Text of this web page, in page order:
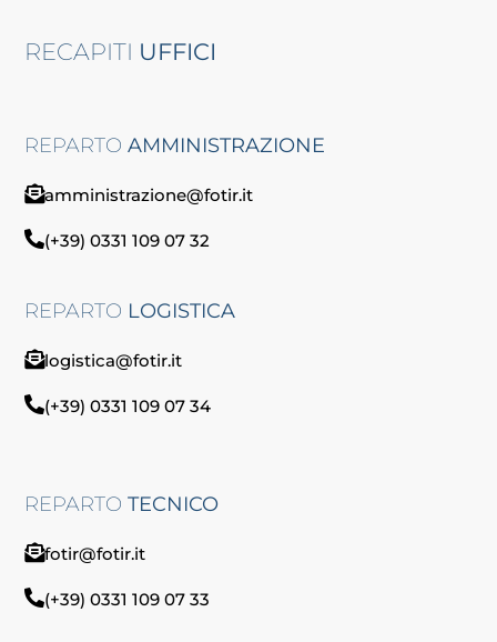
RECAPITI UFFICI
REPARTOAMMINISTRAZIONE
amministrazione@fotir.it
(+39) 0331 109 07 32
REPARTO LOGISTICA
logistica@fotir.it
(+39) 0331 109 07 34
REPARTOTECNICO
fotir@fotir.it
(+39) 0331 109 07 33